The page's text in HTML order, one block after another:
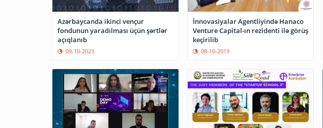
Azərbaycanda ikinci vençur
fondunun yaradılması üçün şərtlər
açıqlanıb
09-10-2023
İnnovasiyalar Agentliyində Hanaco
Venture Capital-ın rezidenti ilə görüş
keçirilib
08-10-2019